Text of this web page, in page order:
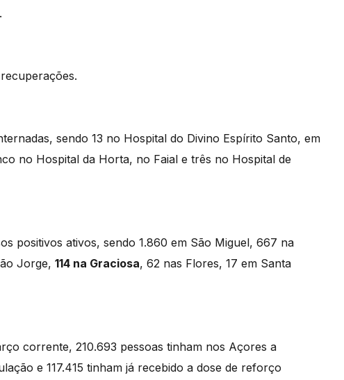
sendo 13 no Hospital do Divino Espírito Santo, em
no Hospital da Horta, no Faial e três no Hospital de
positivos ativos, sendo 1.860 em São Miguel, 667 na
Jorge, 114 na Graciosa, 62 nas Flores, 17 em Santa
corrente, 210.693 pessoas tinham nos Açores a
e 117.415 tinham já recebido a dose de reforço